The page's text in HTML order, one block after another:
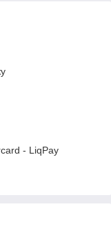
- LiqPay